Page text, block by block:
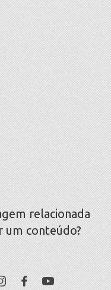
relacionada
um conteúdo?